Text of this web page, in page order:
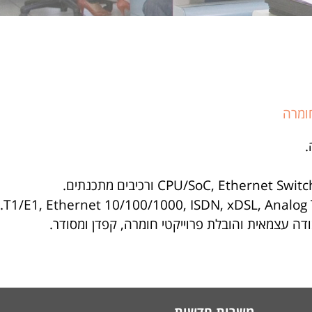
עצמאית והובלת פרוייקטי חומרה, קפדן ומסודר.